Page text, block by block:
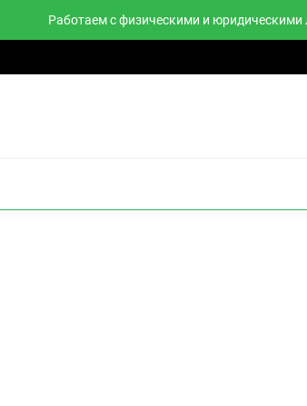
Работаем с физическими и юридическими